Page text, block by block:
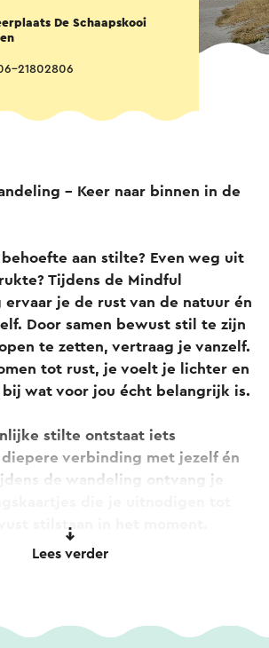
De Schaapskooi
21802806
– Keer naar binnen in de
aan stilte? Even weg uit
Tijdens de Mindful
je de rust van de natuur én
Door samen bewust stil te zijn
te zetten, vertraag je vanzelf.
tot rust, je voelt je lichter en
wat voor jou écht belangrijk is.
stilte ontstaat iets
verbinding met jezelf én
de wandeling ontvang je
stilstaan in het moment.
met vlaai.
Lees verder